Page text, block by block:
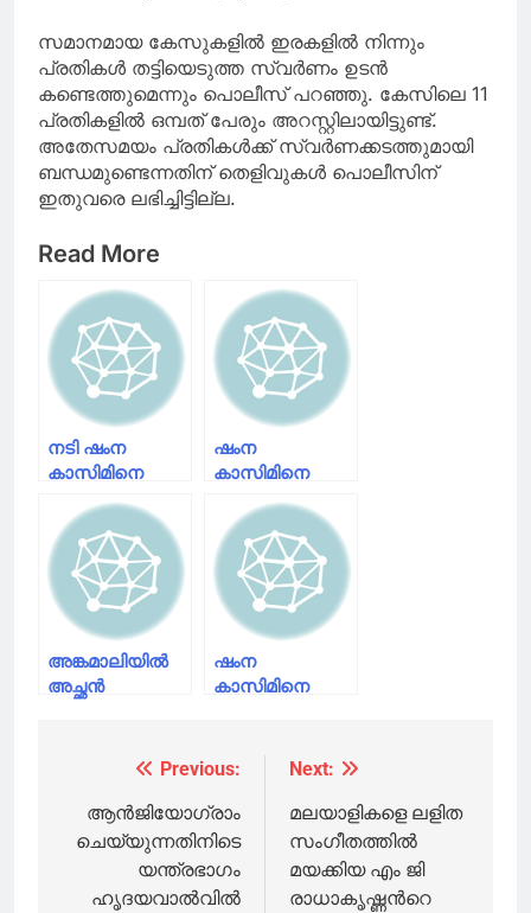
സമാനമായ കേസുകളിൽ ഇരകളിൽ നിന്നും
പ്രതികൾ തട്ടിയെടുത്ത സ്വർണം ഉടൻ
കണ്ടെത്തുമെന്നും പൊലീസ് പറഞ്ഞു. കേസിലെ 11
പ്രതികളിൽ ഒമ്പത് പേരും അറസ്റ്റിലായിട്ടുണ്ട്.
അതേസമയം പ്രതികൾക്ക് സ്വർണക്കടത്തുമായി
ബന്ധമുണ്ടെന്നതിന് തെളിവുകൾ പൊലീസിന്
ഇതുവരെ ലഭിച്ചിട്ടില്ല.
Read More
നടി ഷംന
കാസിമിനെ
ബ്ലാക്ക്മെയില്‍
ചെയ്യാന്‍
ശ്രമിച്ച കേസില്‍
രണ്ട് പേര്‍
കീഴടങ്ങി
ഷംന
കാസിമിനെ
ബ്ലാക്ക് മെയിൽ
ചെയ്ത
കേസിലെ
മുഖ്യപ്രതി
അറസ്റ്റിൽ
അങ്കമാലിയില്‍
അച്ഛന്‍
കുഞ്ഞിനും
സംരക്ഷണം
ഉറപ്പ്
വരുത്തുമെന്ന്
വനിത കമ്മീഷന്‍
ഷംന
കാസിമിനെ
ശ്രമിച്ച
പിന്നില്‍ ഏഴംഗ
സംഘം
navigation
Previous:
ആന്‍ജിയോഗ്രാം
ചെയ്യുന്നതിനിടെ
യന്ത്രഭാഗം
ഹൃദയവാല്‍വില്‍
Next:
മലയാളികളെ ലളിത
സംഗീതത്തിൽ
മയക്കിയ എം ജി
രാധാകൃഷ്ണൻറെ